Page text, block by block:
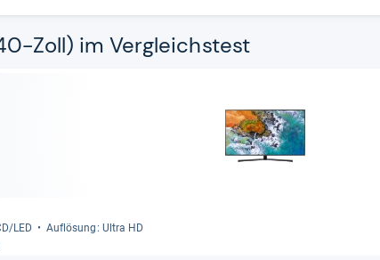
Zoll) im Vergleichstest
LED Auf­lö­sung: Ultra HD